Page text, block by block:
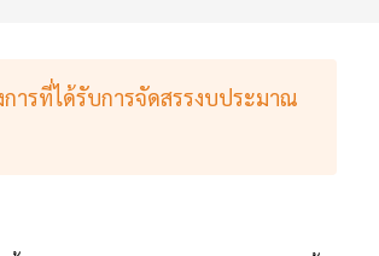
การที่ได้รับการจัดสรรงบประมาณ